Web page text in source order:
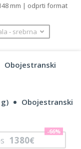
mm | odprti format
‐ srebrna
Obojestranski
Obojestranski
1380€
-66%